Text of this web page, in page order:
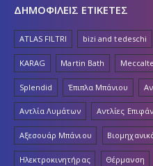
ΔΗΜΟΦΙΛΕΙΣ ΕΤΙΚΕΤΕΣ
ATLAS FILTRI bizi and tedeschi
KARAG Martin Bath Meccalte
Splendid Έπιπλα Μπάνιου
Αντλία Λυμάτων Αντλίες
Αξεσουάρ Μπάνιου
Ηλεκτροκινητήρας Θέρμανση